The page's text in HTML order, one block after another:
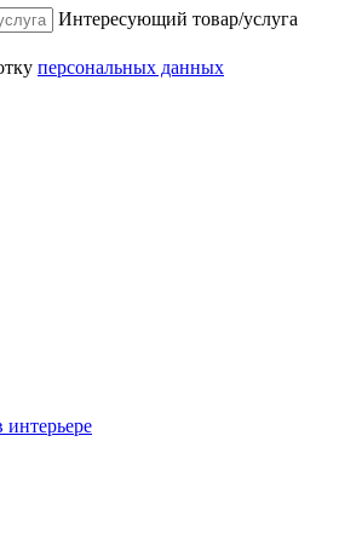
Интересующий товар/услуга
персональных данных